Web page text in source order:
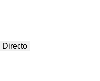
Directo